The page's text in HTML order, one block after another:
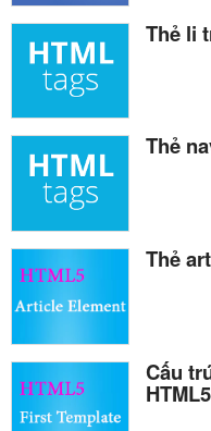
Thẻ li
Thẻ
Thẻ
Cấu